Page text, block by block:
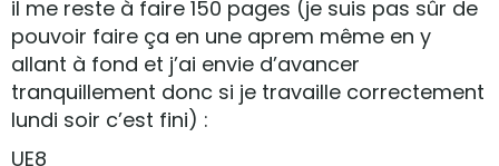
il me reste à faire 150 pages (je suis pas sûr de
pouvoir faire ça en une aprem même en y
allant à fond et j’ai envie d’avancer
tranquillement donc si je travaille correctement
lundi soir c’est fini) :
UE8